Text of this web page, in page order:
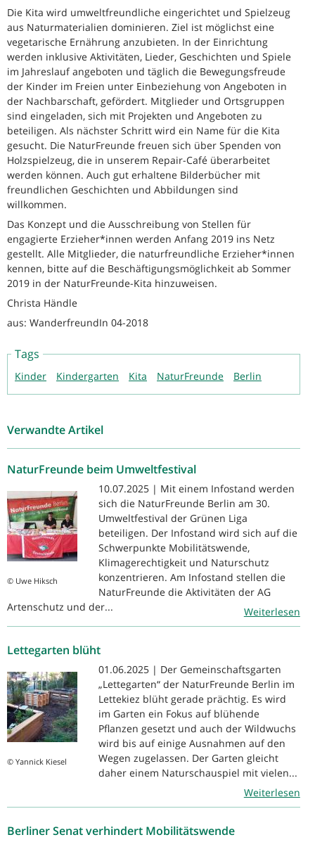
Die Kita wird umweltfreundliche eingerichtet und Spielzeug
aus Naturmaterialien dominieren. Ziel ist möglichst eine
vegetarische Ernährung anzubieten. In der Einrichtung
werden inklusive Aktivitäten, Lieder, Geschichten und Spiele
im Jahreslauf angeboten und täglich die Bewegungsfreude
der Kinder im Freien unter Einbeziehung von Angeboten in
der Nachbarschaft, gefördert. Mitglieder und Ortsgruppen
sind eingeladen, sich mit Projekten und Angeboten zu
beteiligen. Als nächster Schritt wird ein Name für die Kita
gesucht. Die NaturFreunde freuen sich über Spenden von
Holzspielzeug, die in unserem Repair-Café überarbeitet
werden können. Auch gut erhaltene Bilderbücher mit
freundlichen Geschichten und Abbildungen sind
willkommen.
Das Konzept und die Ausschreibung von Stellen für
engagierte Erzieher*innen werden Anfang 2019 ins Netz
gestellt. Alle Mitglieder, die naturfreundliche Erzieher*innen
kennen, bitte auf die Beschäftigungsmöglichkeit ab Sommer
2019 in der NaturFreunde-Kita hinzuweisen.
Christa Händle
aus: WanderfreundIn 04-2018
Tags
Kinder Kindergarten Kita NaturFreunde Berlin
Verwandte Artikel
NaturFreunde beim Umweltfestival
© Uwe Hiksch
10.07.2025 | Mit einem Infostand werden
sich die NaturFreunde Berlin am 30.
Umweltfestival der Grünen Liga
beteiligen. Der Infostand wird sich auf die
Schwerpunkte Mobilitätswende,
Klimagerechtigkeit und Naturschutz
konzentrieren. Am Infostand stellen die
NaturFreunde die Aktivitäten der AG
Artenschutz und der...
Weiterlesen
Lettegarten blüht
© Yannick Kiesel
01.06.2025 | Der Gemeinschaftsgarten
„Lettegarten“ der NaturFreunde Berlin im
Lettekiez blüht gerade prächtig. Es wird
im Garten ein Fokus auf blühende
Pflanzen gesetzt und auch der Wildwuchs
wird bis auf einige Ausnahmen auf den
Wegen zugelassen. Der Garten gleicht
daher einem Naturschauspiel mit vielen...
Weiterlesen
Berliner Senat verhindert Mobilitätswende